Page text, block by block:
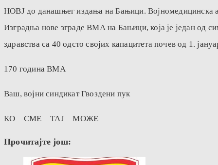
НОВЈ до данашњег издања на Бањици. Војномедицинска
Изградња нове зграде ВМА на Бањици, која је један од
здравства са 40 одсто својих капацитета почев од 1.
170 година ВМА
Ваш, војни синдикат Гвоздени пук
КО – СМЕ – ТАЈ – МОЖЕ
Прочитајте још: